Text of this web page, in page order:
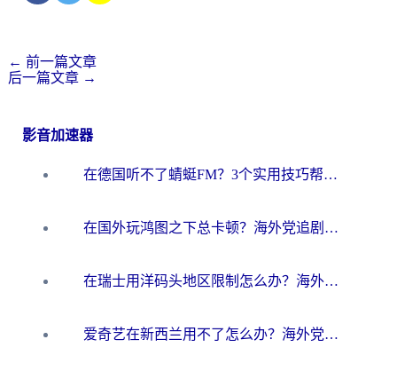
← 前一篇文章
后一篇文章 →
影音加速器
在德国听不了蜻蜓FM？3个实用技巧帮你解锁国内影音自由
在国外玩鸿图之下总卡顿？海外党追剧听歌的3个实用解决方案
在瑞士用洋码头地区限制怎么办？海外华人必看的回国加速全攻略
爱奇艺在新西兰用不了怎么办？海外党亲测有效的回国加速方案